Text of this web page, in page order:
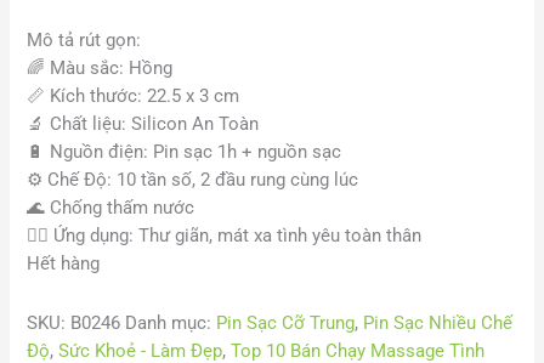
Mô tả rút gọn:
🌈 Màu sắc: Hồng
📏 Kích thước: 22.5 x 3 cm
🔬 Chất liệu: Silicon An Toàn
🔋
Nguồn điện: Pin sạc 1h + nguồn sạc
⚙️ Chế Độ: 10 tần số, 2 đầu rung cùng lúc
🌊 Chống thấm nước
🧖‍♀️ Ứng dụng: Thư giãn, mát xa tình yêu toàn thân
Hết hàng
SKU: B0246 Danh mục: Pin Sạc Cỡ Trung, Pin Sạc Nhiều Chế
Độ,Sức Khoẻ - Làm Đẹp,Top 10 Bán Chạy Massage Tình